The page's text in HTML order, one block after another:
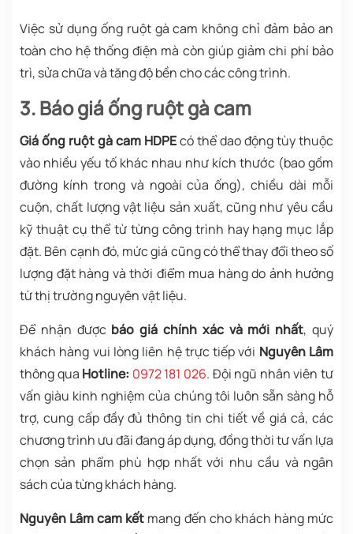
Việc sử dụng ống ruột gà cam không chỉ đảm bảo an
toàn cho hệ thống điện mà còn giúp giảm chi phí bảo
trì, sửa chữa và tăng độ bền cho các công trình.
3. Báo giá ống ruột gà cam
Giá ống ruột gà cam HDPEcó thể dao động tùy thuộc
vào nhiều yếu tố khác nhau như kích thước (bao gồm
đường kính trong và ngoài của ống), chiều dài mỗi
cuộn, chất lượng vật liệu sản xuất, cũng như yêu cầu
kỹ thuật cụ thể từ từng công trình hay hạng mục lắp
đặt. Bên cạnh đó, mức giá cũng có thể thay đổi theo số
lượng đặt hàng và thời điểm mua hàng do ảnh hưởng
từ thị trường nguyên vật liệu.
Để nhận được báo giá chính xác và mới nhất, quý
khách hàng vui lòng liên hệ trực tiếp với Nguyên Lâm
thông qua Hotline: 0972 181 026. Đội ngũ nhân viên tư
vấn giàu kinh nghiệm của chúng tôi luôn sẵn sàng hỗ
trợ, cung cấp đầy đủ thông tin chi tiết về giá cả, các
chương trình ưu đãi đang áp dụng, đồng thời tư vấn lựa
chọn sản phẩm phù hợp nhất với nhu cầu và ngân
sách của từng khách hàng.
Nguyên Lâm cam kết mang đến cho khách hàng mức